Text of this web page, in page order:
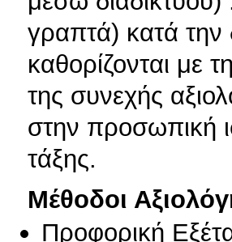
γραπτά) κατά την
καθορίζονται με
της συνεχής
στην προσωπική
τάξης.
Μέθοδοι
Προφορική